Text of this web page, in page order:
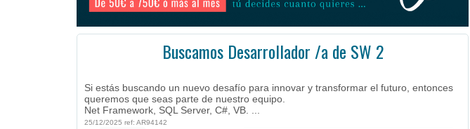
Buscamos Desarrollador /a de SW 2
Si estás buscando un nuevo desafío para innovar y transformar el futuro, entonces
queremos que seas parte de nuestro equipo.
Net Framework, SQL Server, C#, VB. ...
25/12/2025 ref: AR94142